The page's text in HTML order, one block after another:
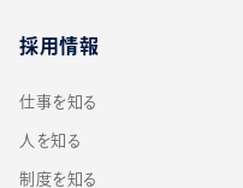
採用情報
仕事を知る
人を知る
制度を知る